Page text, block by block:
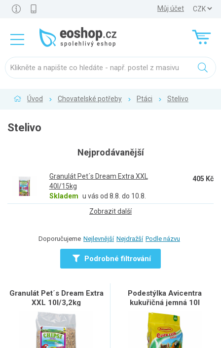
Můj účet
Úvod Chovatelské potřeby Ptáci Stelivo
Stelivo
Nejprodávanější
Granulát Pet´s Dream Extra XXL
40l/15kg
Skladem u vás od 8.8. do 10.8.
405 Kč
Zobrazit další
Doporučujeme Nejlevnější Nejdražší Podle názvu
Podrobné filtrování
Granulát Pet´s Dream Extra
XXL 10l/3,2kg
Podestýlka Avicentra
kukuřičná jemná 10l